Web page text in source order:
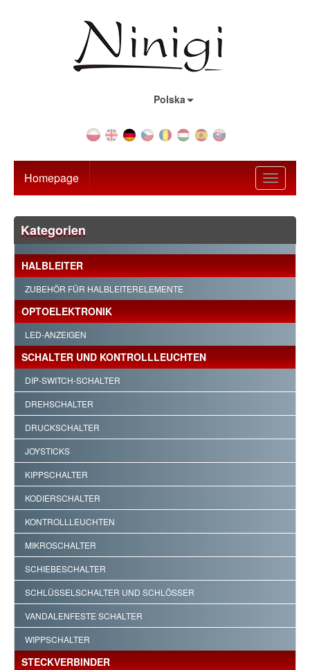
Polska
Toggle
Homepage
Kategorien
HALBLEITER
ZUBEHÖR FÜR HALBLEITERELEMENTE
OPTOELEKTRONIK
LED-ANZEIGEN
SCHALTER UND KONTROLLLEUCHTEN
DIP-SWITCH-SCHALTER
DREHSCHALTER
DRUCKSCHALTER
JOYSTICKS
KIPPSCHALTER
KODIERSCHALTER
KONTROLLLEUCHTEN
MIKROSCHALTER
SCHIEBESCHALTER
SCHLÜSSELSCHALTER UND SCHLÖSSER
VANDALENFESTE SCHALTER
WIPPSCHALTER
STECKVERBINDER